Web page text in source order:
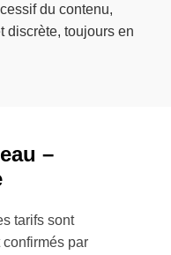
du contenu,
discrète, toujours en
–
tarifs sont
confirmés par